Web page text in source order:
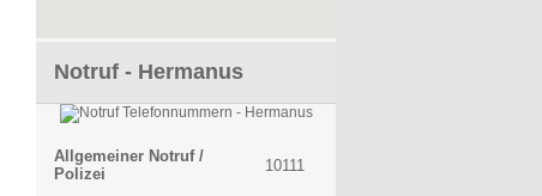
Notruf - Hermanus
Allgemeiner Notruf /
Polizei
10111